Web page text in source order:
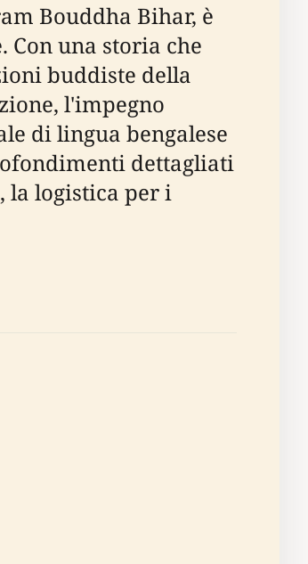
Bouddha Bihar, è
una storia che
buddiste della
l'impegno
di lingua bengalese
dettagliati
la logistica per i